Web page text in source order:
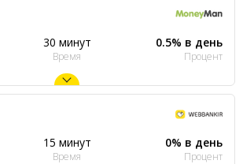
30 минут
Время
0.5% в день
Процент
15 минут
Время
0% в день
Процент